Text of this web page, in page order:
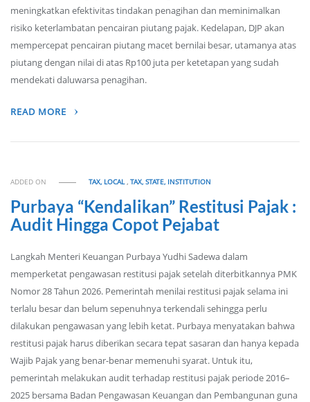
meningkatkan efektivitas tindakan penagihan dan meminimalkan
risiko keterlambatan pencairan piutang pajak. Kedelapan, DJP akan
mempercepat pencairan piutang macet bernilai besar, utamanya atas
piutang dengan nilai di atas Rp100 juta per ketetapan yang sudah
mendekati daluwarsa penagihan.
READ MORE
ADDED ON TAX, LOCAL,TAX, STATE, INSTITUTION
Purbaya “Kendalikan” Restitusi Pajak :
Audit Hingga Copot Pejabat
Langkah Menteri Keuangan Purbaya Yudhi Sadewa dalam
memperketat pengawasan restitusi pajak setelah diterbitkannya PMK
Nomor 28 Tahun 2026. Pemerintah menilai restitusi pajak selama ini
terlalu besar dan belum sepenuhnya terkendali sehingga perlu
dilakukan pengawasan yang lebih ketat. Purbaya menyatakan bahwa
restitusi pajak harus diberikan secara tepat sasaran dan hanya kepada
Wajib Pajak yang benar-benar memenuhi syarat. Untuk itu,
pemerintah melakukan audit terhadap restitusi pajak periode 2016–
2025 bersama Badan Pengawasan Keuangan dan Pembangunan guna